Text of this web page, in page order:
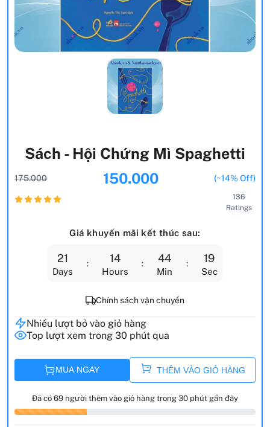
Sách - Hội Chứng Mì Spaghetti
175.000 150.000 (~14% Off)
136
Ratings
Giá khuyến mãi kết thúc sau:
21
Days
14
Hours
44
Min
18
Sec
Chính sách vận chuyển
Nhiều lượt bỏ vào giỏ hàng
Top lượt xem trong 30 phút qua
MUA NGAY THÊM VÀO GIỎ HÀNG
Đã có 69 người thêm vào giỏ hàng trong 30 phút gần đây